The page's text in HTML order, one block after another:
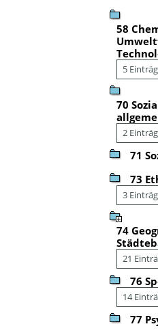
58
5
70
2
71
73
3
74
21
76
14
77